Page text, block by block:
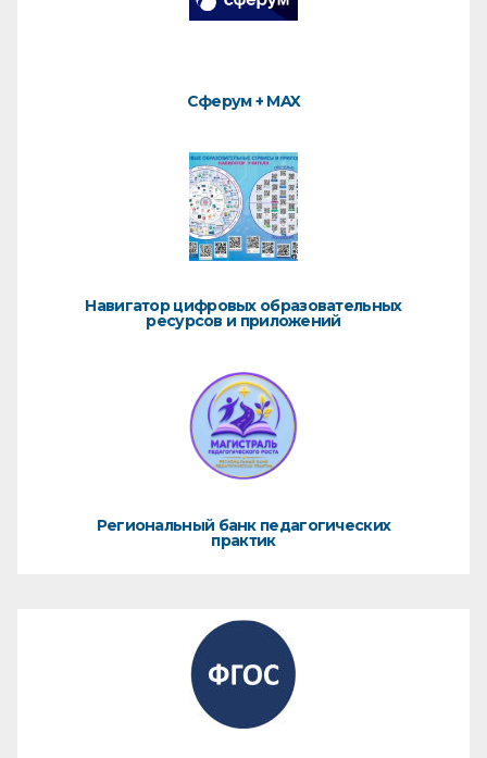
Сферум + MAX
Навигатор цифровых образовательных
ресурсов и приложений
Региональный банк педагогических
практик